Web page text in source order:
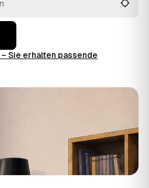
Sie erhalten passende